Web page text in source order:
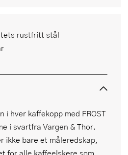
rustfritt stål
i hver kaffekopp med FROST
i svartfra Vargen & Thor.
ikke bare et måleredskap,